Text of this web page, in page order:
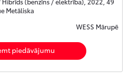
Metāliska
WESS Mārupē
piedāvājumu